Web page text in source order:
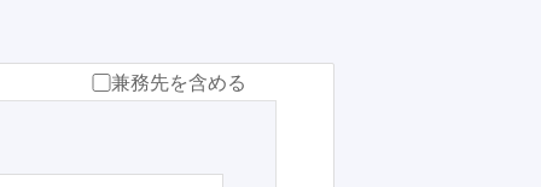
兼務先を含める